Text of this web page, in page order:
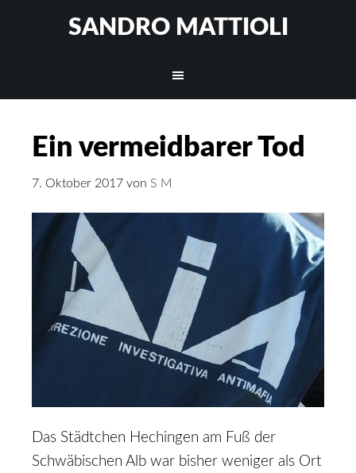
SANDRO MATTIOLI
Ein vermeidbarer Tod
7. Oktober 2017 von S M
Das Städtchen Hechingen am Fuß der
Schwäbischen Alb war bisher weniger als Ort